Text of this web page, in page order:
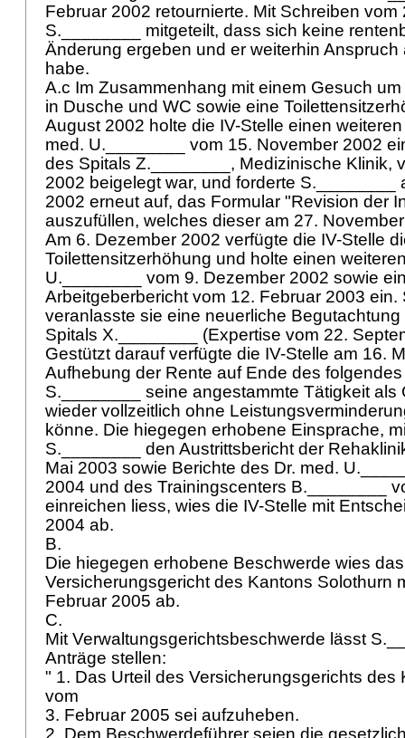
Februar 2002 retournierte. Mit Schreiben
S.________ mitgeteilt, dass sich keine
Änderung ergeben und er weiterhin
habe.
A.c Im Zusammenhang mit einem Gesuch
in Dusche und WC sowie eine
August 2002 holte die IV-Stelle einen
med. U.________ vom 15. November 2002
des Spitals Z.________, Medizinische Klinik,
2002 beigelegt war, und forderte S.________
2002 erneut auf, das Formular "Revision der
auszufüllen, welches dieser am 27.
Am 6. Dezember 2002 verfügte die IV-Stelle
Toilettensitzerhöhung und holte einen
U.________ vom 9. Dezember 2002 sowie
Arbeitgeberbericht vom 12. Februar 2003 ein.
veranlasste sie eine neuerliche
Spitals X.________ (Expertise vom 22.
Gestützt darauf verfügte die IV-Stelle am 16.
Aufhebung der Rente auf Ende des
S.________ seine angestammte Tätigkeit als
wieder vollzeitlich ohne
könne. Die hiegegen erhobene Einsprache,
S.________ den Austrittsbericht der
Mai 2003 sowie Berichte des Dr. med.
2004 und des Trainingscenters B.________
einreichen liess, wies die IV-Stelle mit
2004 ab.
B.
Die hiegegen erhobene Beschwerde wies das
Versicherungsgericht des Kantons Solothurn
Februar 2005 ab.
C.
Mit Verwaltungsgerichtsbeschwerde lässt
Anträge stellen:
" 1. Das Urteil des Versicherungsgerichts des
vom
3. Februar 2005 sei aufzuheben.
2. Dem Beschwerdeführer seien die